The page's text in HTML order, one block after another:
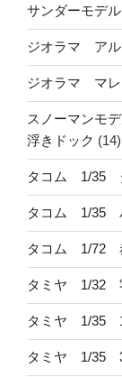
サンダーモデ
ジオラマ ア
ジオラマ マレ
スノーマンモ
浮きドック (14)
タコム 1/35
タコム 1/35
タコム 1/72
タミヤ 1/32
タミヤ 1/35
タミヤ 1/35